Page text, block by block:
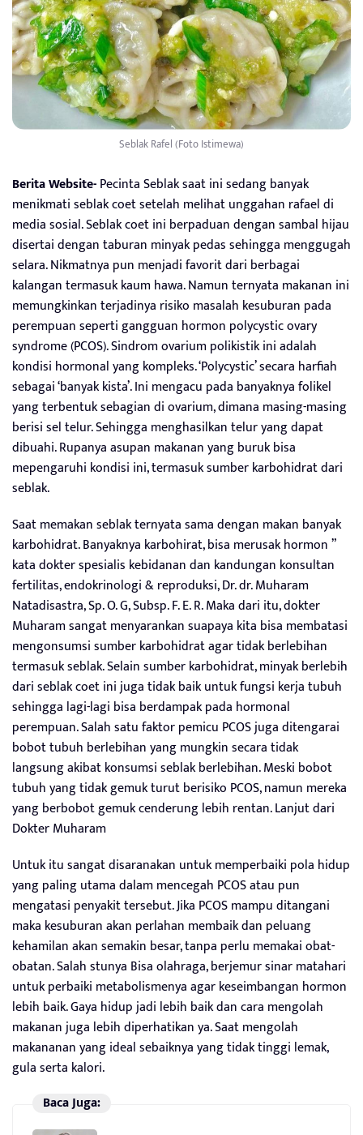
Seblak Rafel (Foto Istimewa)
Berita Website-Pecinta Seblak saat ini sedang banyak
menikmati seblak coet setelah melihat unggahan rafael di
media sosial. Seblak coet ini berpaduan dengan sambal hijau
disertai dengan taburan minyak pedas sehingga menggugah
selara. Nikmatnya pun menjadi favorit dari berbagai
kalangan termasuk kaum hawa. Namun ternyata makanan ini
memungkinkan terjadinya risiko masalah kesuburan pada
perempuan seperti gangguan hormon polycystic ovary
syndrome (PCOS). Sindrom ovarium polikistik ini adalah
kondisi hormonal yang kompleks. ‘Polycystic’ secara harfiah
sebagai ‘banyak kista’. Ini mengacu pada banyaknya folikel
yang terbentuk sebagian di ovarium, dimana masing-masing
berisi sel telur. Sehingga menghasilkan telur yang dapat
dibuahi. Rupanya asupan makanan yang buruk bisa
mepengaruhi kondisi ini, termasuk sumber karbohidrat dari
seblak.
Saat memakan seblak ternyata sama dengan makan banyak
karbohidrat. Banyaknya karbohirat, bisa merusak hormon ”
kata dokter spesialis kebidanan dan kandungan konsultan
fertilitas, endokrinologi & reproduksi, Dr. dr. Muharam
Natadisastra, Sp. O. G, Subsp. F. E. R. Maka dari itu, dokter
Muharam sangat menyarankan suapaya kita bisa membatasi
mengonsumsi sumber karbohidrat agar tidak berlebihan
termasuk seblak. Selain sumber karbohidrat, minyak berlebih
dari seblak coet ini juga tidak baik untuk fungsi kerja tubuh
sehingga lagi-lagi bisa berdampak pada hormonal
perempuan. Salah satu faktor pemicu PCOS juga ditengarai
bobot tubuh berlebihan yang mungkin secara tidak
langsung akibat konsumsi seblak berlebihan. Meski bobot
tubuh yang tidak gemuk turut berisiko PCOS, namun mereka
yang berbobot gemuk cenderung lebih rentan. Lanjut dari
Dokter Muharam
Untuk itu sangat disaranakan untuk memperbaiki pola hidup
yang paling utama dalam mencegah PCOS atau pun
mengatasi penyakit tersebut. Jika PCOS mampu ditangani
maka kesuburan akan perlahan membaik dan peluang
kehamilan akan semakin besar, tanpa perlu memakai obat-
obatan. Salah stunya Bisa olahraga, berjemur sinar matahari
untuk perbaiki metabolismenya agar keseimbangan hormon
lebih baik. Gaya hidup jadi lebih baik dan cara mengolah
makanan juga lebih diperhatikan ya. Saat mengolah
makananan yang ideal sebaiknya yang tidak tinggi lemak,
gula serta kalori.
Baca Juga: